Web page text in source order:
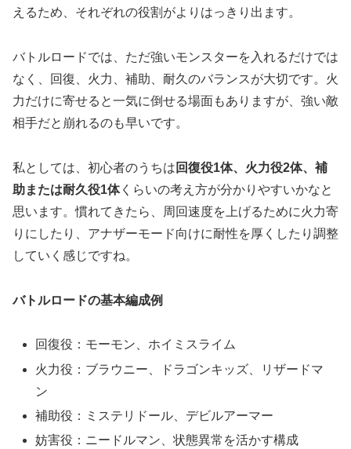
えるため、それぞれの役割がよりはっきり出ます。
バトルロードでは、ただ強いモンスターを入れるだけでは
なく、回復、火力、補助、耐久のバランスが大切です。火
力だけに寄せると一気に倒せる場面もありますが、強い敵
相手だと崩れるのも早いです。
私としては、初心者のうちは 回復役1体、火力役2体、補
助または耐久役1体くらいの考え方が分かりやすいかなと
思います。慣れてきたら、周回速度を上げるために火力寄
りにしたり、アナザーモード向けに耐性を厚くしたり調整
していく感じですね。
バトルロードの基本編成例
回復役：モーモン、ホイミスライム
火力役：ブラウニー、ドラゴンキッズ、リザードマ
ン
補助役：ミステリドール、デビルアーマー
妨害役：ニードルマン、状態異常を活かす構成